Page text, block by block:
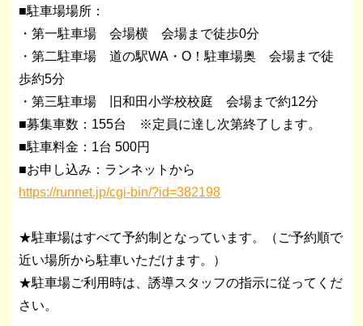
■駐車場場所：
・第一駐車場 会場横 会場まで徒歩0分
・第二駐車場 道の駅WA・O！駐車場奥 会場まで徒
歩約5分
・第三駐車場 旧和田小学校校庭 会場まで約12分
■募集車数：155台 ※定員に達し次第終了します。
■駐車料金：1台 500円
■お申し込み：ランネットから
https://runnet.jp/cgi-bin/?id=382198
★駐車場はすべて予約制となっています。（ご予約順で
近い場所から駐車いただけます。）
★駐車場ご利用時は、誘導スタッフの指示に従ってくだ
さい。